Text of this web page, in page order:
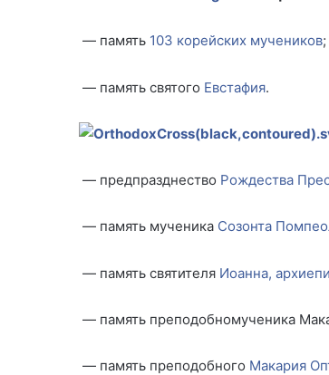
— память 103 корейских мучеников;
— память святого Евстафия.
— предпразднество Рождества
— память мученика Созонта
— память святителя Иоанна,
— память преподобномученика
— память преподобного Макария